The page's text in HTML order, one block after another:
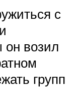
с
он возил
групп